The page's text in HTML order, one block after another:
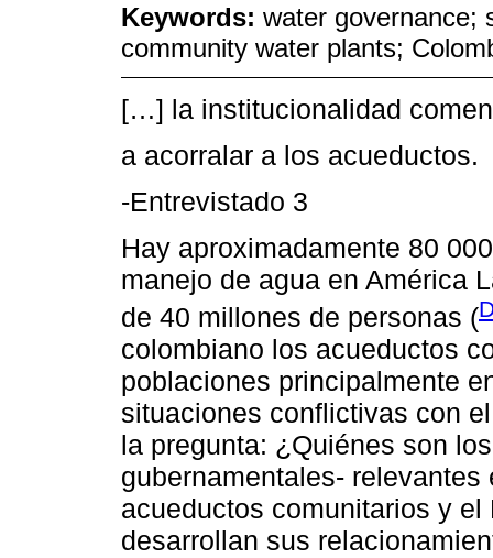
Keywords: water governance;
community water plants;
[…] la institucionalidad
a acorralar a los acueductos.
-Entrevistado 3
Hay aproximadamente 80
manejo de agua en América
de 40 millones de personas (
colombiano los acueductos
poblaciones principalmente
situaciones conflictivas con
la pregunta: ¿Quiénes son
gubernamentales-
acueductos comunitarios y
desarrollan sus